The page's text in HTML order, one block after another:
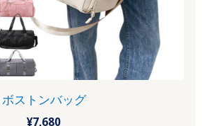
ボストンバッグ
¥7,680